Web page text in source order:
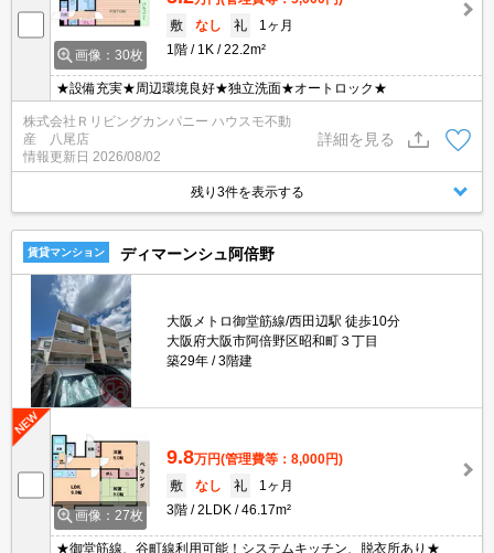
画像：30枚
敷
なし 礼
1ヶ月
1階
1K 22.2m²
★設備充実★周辺環境良好★独立洗面★オートロック★
株式会社Ｒリビングカンパニー ハウスモ不動
産 八尾店
情報更新日 2026/08/02
詳細を見る
残り3件を表示する
賃貸マンション ディマーンシュ阿倍野
大阪メトロ御堂筋線/西田辺駅 徒歩10分
大阪府大阪市阿倍野区昭和町３丁目
築29年
3階建
画像：27枚
9.8万円(管理費等：8,000円)
敷
なし 礼
1ヶ月
3階
2LDK 46.17m²
★御堂筋線、谷町線利用可能！システムキッチン、脱衣所あり★